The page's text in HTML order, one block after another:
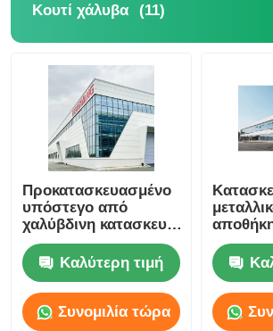
Κουτί χάλυβα (11)
Προκατασκευασμένο
υπόστεγο από
χαλύβδινη κατασκευή
πλαισίου S235 S275
για βιομηχανική
αποθήκευση
Καλύτερη τιμή
Συνομιλία τώρα
Steel